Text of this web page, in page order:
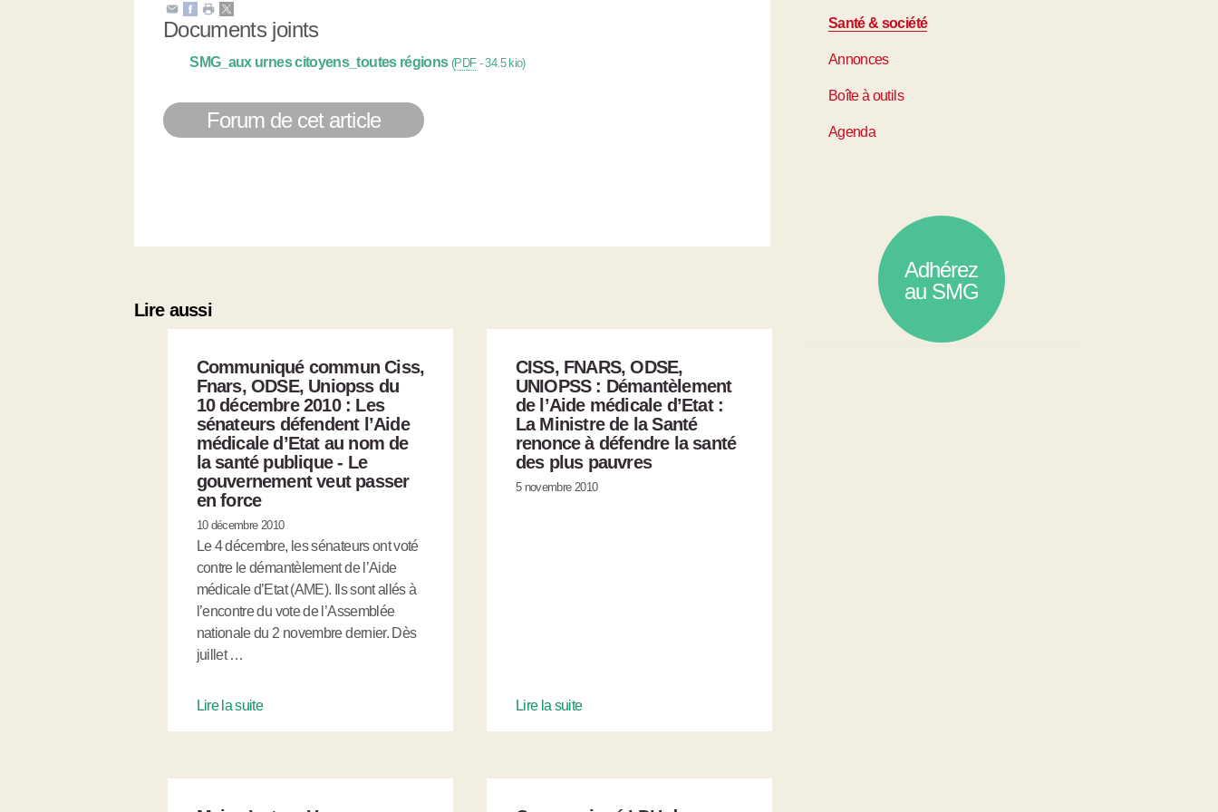
Documents joints
SMG_aux urnes citoyens_toutes régions (PDF-34.5 kio)
Forum de cet article
Lire aussi
Communiqué commun Ciss,
Fnars, ODSE, Uniopss du
10 décembre 2010 : Les
sénateurs défendent l’Aide
médicale d’Etat au nom de
la santé publique - Le
gouvernement veut passer
en force
10 décembre 2010
Le 4 décembre, les sénateurs ont voté
contre le démantèlement de l’Aide
médicale d’Etat (AME). Ils sont allés à
l’encontre du vote de l’Assemblée
nationale du 2 novembre dernier. Dès
juillet …
Lire la suite
CISS, FNARS, ODSE,
UNIOPSS : Démantèlement
de l’Aide médicale d’Etat :
La Ministre de la Santé
renonce à défendre la santé
des plus pauvres
5 novembre 2010
Lire la suite
Santé & société
Annonces
Boîte à outils
Agenda
Adhérez
au SMG